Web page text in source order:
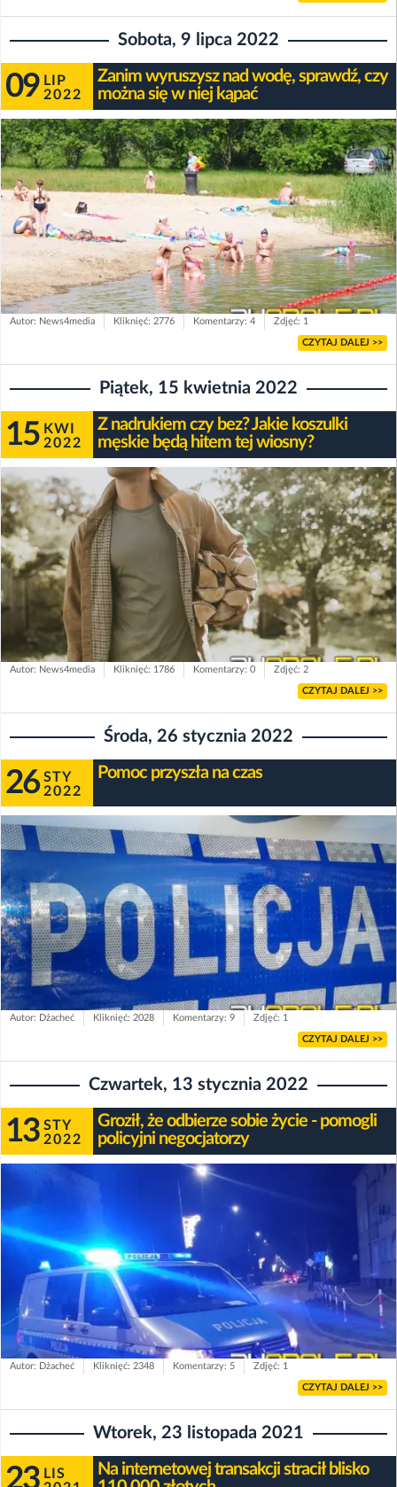
Sobota, 9 lipca 2022
09 LIP
2022
Zanim wyruszysz nad wodę, sprawdź, czy
można się w niej kąpać
Autor: News4media Kliknięć: 2776 Komentarzy: 4 Zdjęć: 1
CZYTAJ DALEJ >>
Piątek, 15 kwietnia 2022
15 KWI
2022
Z nadrukiem czy bez? Jakie koszulki
męskie będą hitem tej wiosny?
Autor: News4media Kliknięć: 1786 Komentarzy: 0 Zdjęć: 2
CZYTAJ DALEJ >>
Środa, 26 stycznia 2022
26 STY
2022
Pomoc przyszła na czas
Autor: Dżacheć Kliknięć: 2028 Komentarzy: 9 Zdjęć: 1
CZYTAJ DALEJ >>
Czwartek, 13 stycznia 2022
13 STY
2022
Groził, że odbierze sobie życie - pomogli
policyjni negocjatorzy
Autor: Dżacheć Kliknięć: 2348 Komentarzy: 5 Zdjęć: 1
CZYTAJ DALEJ >>
Wtorek, 23 listopada 2021
23 LIS
Na internetowej transakcji stracił blisko